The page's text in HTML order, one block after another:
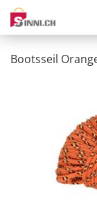
Bootsseil